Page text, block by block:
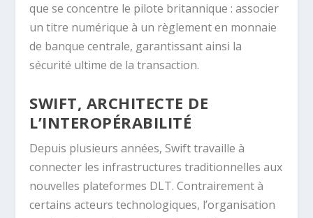
que se concentre le pilote britannique : associer
un titre numérique à un règlement en monnaie
de banque centrale, garantissant ainsi la
sécurité ultime de la transaction.
SWIFT, ARCHITECTE DE
L’INTEROPÉRABILITÉ
Depuis plusieurs années,Swifttravaille à
connecter les infrastructures traditionnelles aux
nouvelles plateformes DLT. Contrairement à
certains acteurs technologiques, l’organisation